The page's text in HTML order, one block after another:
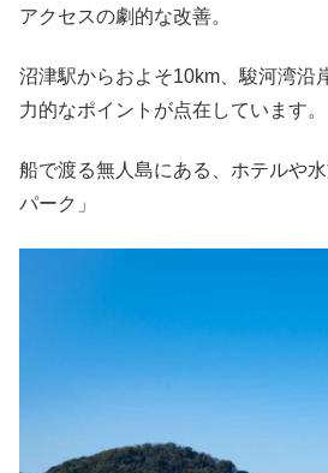
アクセスの劇的な改善。
沼津駅からおよそ10km、駿河湾沿
力的なポイントが点在しています。
船で渡る無人島にある、ホテルや
パーク」